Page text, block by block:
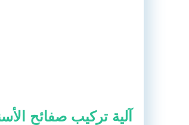
آلية تركيب صفائح